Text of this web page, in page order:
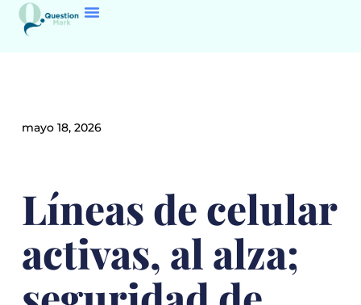
mayo 18, 2026
Líneas de celular
activas, al alza;